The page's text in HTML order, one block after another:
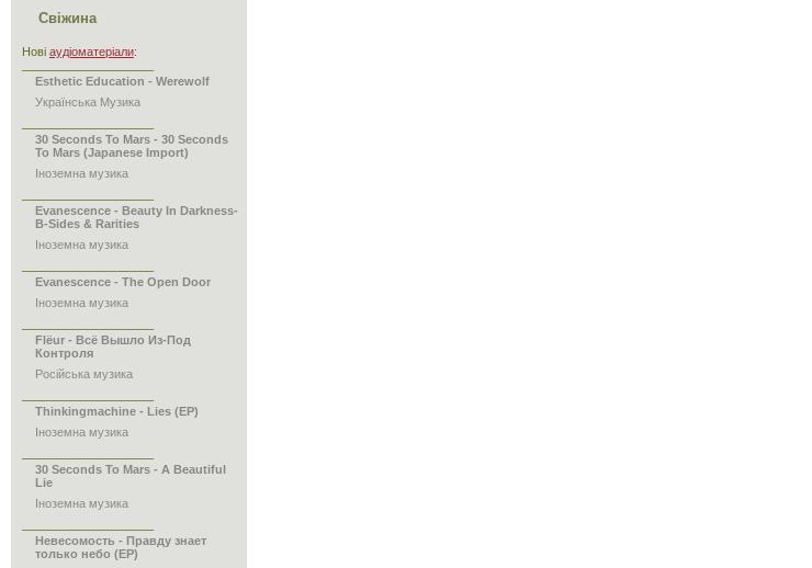
Свіжина
Нові аудіоматеріали:
Esthetic Education - Werewolf
Українська Музика
30 Seconds To Mars - 30 Seconds
To Mars (Japanese Import)
Іноземна музика
Evanescence - Beauty In Darkness-
B-Sides & Rarities
Іноземна музика
Evanescence - The Open Door
Іноземна музика
Flёur - Всё Вышло Из-Под
Контроля
Російська музика
Thinkingmachine - Lies (EP)
Іноземна музика
30 Seconds To Mars - A Beautiful
Lie
Іноземна музика
Невесомость - Правду знает
только небо (ЕР)